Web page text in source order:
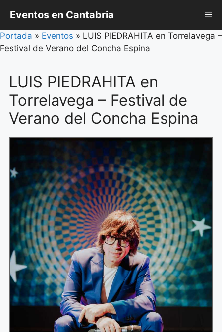
contenido
Eventos en Cantabria
Portada » Eventos » LUIS PIEDRAHITA en Torrelavega –
Festival de Verano del Concha Espina
LUIS PIEDRAHITA en
Torrelavega – Festival de
Verano del Concha Espina